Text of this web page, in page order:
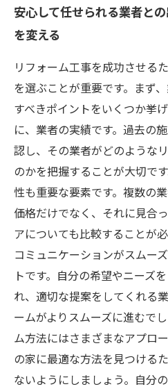
安心して任せられる業者と
を変える
リフォーム工事を成功させる
を選ぶことが重要です。まず
すべきポイントをいくつか挙
に、業者の実績です。過去の
認し、その業者がどのような
のかを把握することが大切で
性も重要な要素です。複数の
価格だけでなく、それに見合
アについても比較することが
コミュニケーションがスムー
トです。自分の希望やニーズ
れ、適切な提案をしてくれる
ームがよりスムーズに進むで
ム方法にはさまざまなアプロ
の家に最適な方法を見つける
ないようにしましょう。自分